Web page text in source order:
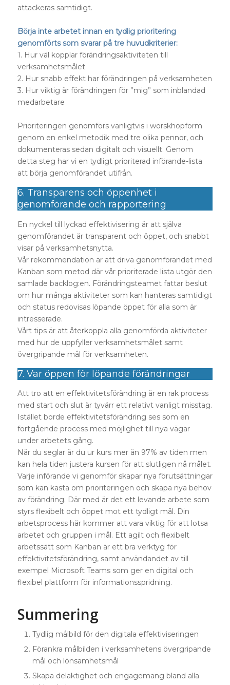
attackeras samtidigt.
Börja inte arbetet innan en tydlig prioritering
genomförts som svarar på tre huvudkriterier:
1. Hur väl kopplar förändringsaktiviteten till
verksamhetsmålet
2. Hur snabb effekt har förändringen på verksamheten
3. Hur viktig är förändringen för ”mig” som inblandad
medarbetare
Prioriteringen genomförs vanligtvis i worskhopform
genom en enkel metodik med tre olika pennor, och
dokumenteras sedan digitalt och visuellt. Genom
detta steg har vi en tydligt prioriterad införande-lista
att börja genomförandet utifrån.
6. Transparens och öppenhet i
genomförande och rapportering
En nyckel till lyckad effektivisering är att själva
genomförandet är transparent och öppet, och snabbt
visar på verksamhetsnytta.
Vår rekommendation är att driva genomförandet med
Kanban som metod där vår prioriterade lista utgör den
samlade backlog:en. Förändringsteamet fattar beslut
om hur många aktiviteter som kan hanteras samtidigt
och status redovisas löpande öppet för alla som är
intresserade.
Vårt tips är att återkoppla alla genomförda aktiviteter
med hur de uppfyller verksamhetsmålet samt
övergripande mål för verksamheten.
7. Var öppen för löpande förändringar
Att tro att en effektivitetsförändring är en rak process
med start och slut är tyvärr ett relativt vanligt misstag.
Istället borde effektivitetsförändring ses som en
fortgående process med möjlighet till nya vägar
under arbetets gång.
När du seglar är du ur kurs mer än 97% av tiden men
kan hela tiden justera kursen för att slutligen nå målet.
Varje införande vi genomför skapar nya förutsättningar
som kan kasta om prioriteringen och skapa nya behov
av förändring. Där med är det ett levande arbete som
styrs flexibelt och öppet mot ett tydligt mål. Din
arbetsprocess här kommer att vara viktig för att lotsa
arbetet och gruppen i mål. Ett agilt och flexibelt
arbetssätt som Kanban är ett bra verktyg för
effektivitetsförändring, samt användandet av till
exempel Microsoft Teams som ger en digital och
flexibel plattform för informationsspridning.
Summering
Tydlig målbild för den digitala effektiviseringen
Förankra målbilden i verksamhetens övergripande
mål och lönsamhetsmål
Skapa delaktighet och engagemang bland alla